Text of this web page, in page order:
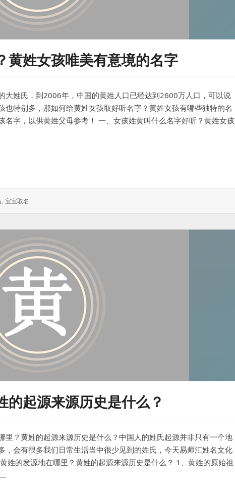
黄姓女孩唯美有意境的名字
大姓氏，到2006年，中国的黄姓人口已经达到2600万人口，可以说
特别多，那如何给黄姓女孩取好听名字？黄姓女孩有哪些独特的名
字，以供黄姓父母参考！ 一、女孩姓黄叫什么名字好听？黄姓女孩
女孩唯美有意境的名字
,宝宝取名
起源来源历史是什么？
？黄姓的起源来源历史是什么？中国人的姓氏起源并非只有一个地
，会有很多我们日常生活当中很少见到的姓氏，今天易师汇姓名文化
姓的发源地在哪里？黄姓的起源来源历史是什么？ 1、黄姓的原始祖